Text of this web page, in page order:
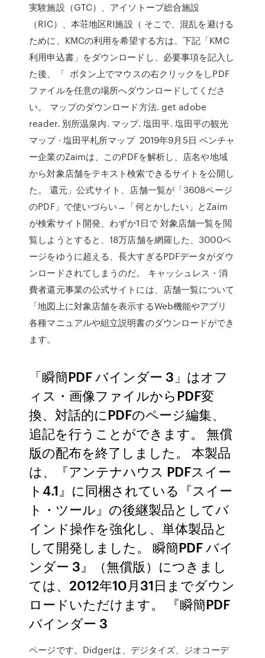
実験施設（GTC）、アイソトープ総合施設
（RIC）、本荘地区RI施設（ そこで、混乱を避ける
ために、KMCの利用を希望する方は、下記「KMC
利用申込書」をダウンロードし、必要事項を記入し
た後、「 ボタン上でマウスの右クリックをしPDF
ファイルを任意の場所へダウンロードしてくださ
い。 マップのダウンロード方法. get adobe
reader. 別所温泉内. マップ. 塩田平. 塩田平の観光
マップ · 塩田平札所マップ 2019年9月5日 ベンチャ
ー企業のZaimは、このPDFを解析し、店名や地域
から対象店舗をテキスト検索できるサイトを公開し
た。 還元」公式サイト、店舗一覧が「3608ページ
のPDF」で使いづらい→「何とかしたい」とZaim
が検索サイト開発、わずか1日で 対象店舗一覧を閲
覧しようとすると、18万店舗を網羅した、3000ペ
ージをゆうに超える、長大すぎるPDFデータがダウ
ンロードされてしまうのだ。 キャッシュレス・消
費者還元事業の公式サイトには、店舗一覧について
「地図上に対象店舗を表示するWeb機能やアプリ
各種マニュアルや組立説明書のダウンロードができ
ます。
「瞬簡PDF バインダー 3」はオフ
ィス・画像ファイルからPDF変
換、対話的にPDFのページ編集、
追記を行うことができます。 無償
版の配布を終了しました。 本製品
は、『アンテナハウス PDFスイー
ト4.1』に同梱されている『スイー
ト・ツール』の後継製品としてバ
インド操作を強化し、単体製品と
して開発しました。 瞬簡PDF バイ
ンダー 3』（無償版）につきまし
ては、2012年10月31日までダウン
ロードいただけます。 『瞬簡PDF
バインダー 3
ページです。Didgerは、デジタイズ、ジオコーデ